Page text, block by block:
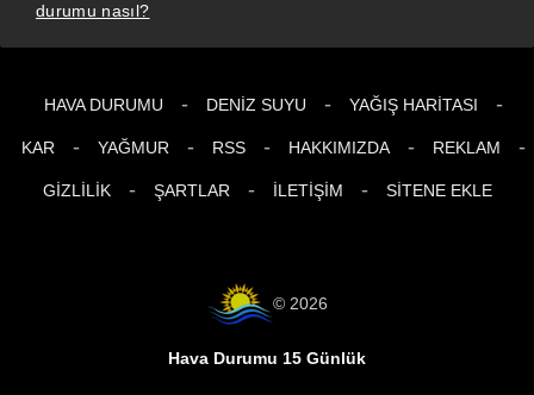
durumu nasıl?
HAVA DURUMU - DENIZ SUYU - YAĞIŞ HARITASI -
KAR - YAĞMUR - RSS - HAKKIMIZDA - REKLAM -
GIZLILIK - ŞARTLAR - İLETIŞIM - SITENE EKLE
© 2026
Hava Durumu 15 Günlük